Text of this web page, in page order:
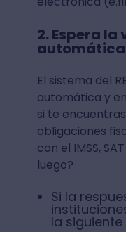
2. Espera
automática
El sistema del
automática y
si te
obligaciones
con el IMSS,
luego?
Si la
la siguiente